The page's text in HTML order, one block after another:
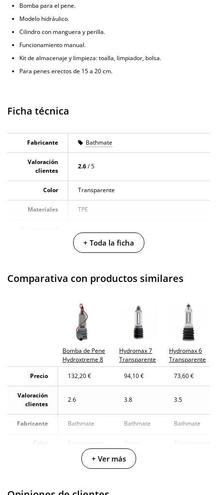
Bomba para el pene.
Modelo hidráulico.
Cilindro con manguera y perilla.
Funcionamiento manual.
Kit de almacenaje y limpieza: toalla, limpiador, bolsa.
Para penes erectos de 15 a 20 cm.
Ficha técnica
Fabricante Bathmate
Valoración
clientes
2.6/ 5
Color Transparente
Materiales TPE
100% sumergible
No testado en
Paquete discreto y sin distintivos
3 años de garantía
¿Cuándo lo
recibo?
El martes 11 de agosto (fecha estimada)
+ Toda la ficha
Comparativa con productos similares
Bomba de Pene
Hydroxtreme 8
Hydromax 7
Transparente
Hydromax 6
Transparente
Precio
132,20 € 94,10 € 73,60 €
Valoración
clientes
2.6 3.8 3.5
Fabricante Bathmate Bathmate Bathmate
Color Transparente Negro Transparente
ABS -
Plástico
+ Ver más